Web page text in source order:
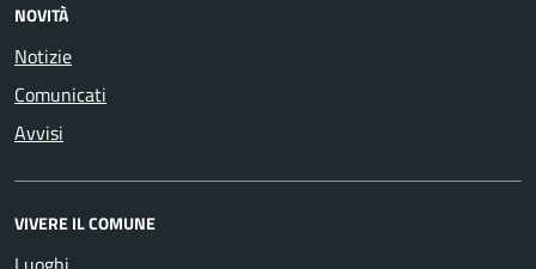
NOVITÀ
Notizie
Comunicati
Avvisi
VIVERE IL COMUNE